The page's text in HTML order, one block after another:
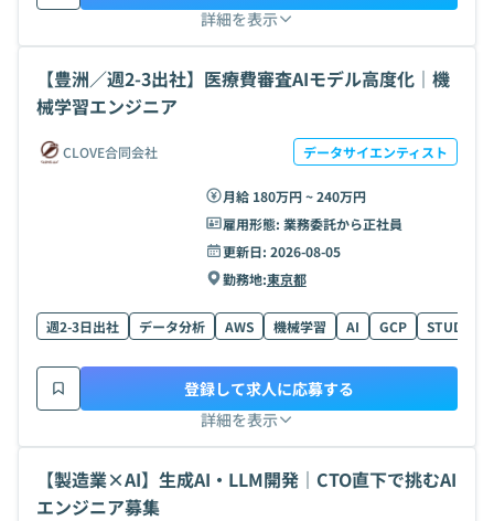
詳細を表示
【豊洲／週2-3出社】医療費審査AIモデル高度化｜機
械学習エンジニア
CLOVE合同会社 データサイエンティスト
月給 180万円 ~ 240万円
雇用形態: 業務委託から正社員
更新日: 2026-08-05
勤務地:東京都
週2-3日出社 データ分析 AWS 機械学習 AI GCP STUDIO
詳細を表示
登録して求人に応募する
【製造業×AI】生成AI・LLM開発｜CTO直下で挑むAI
エンジニア募集